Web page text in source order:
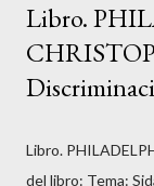
Libro.
Libro.
del libro: Tema: